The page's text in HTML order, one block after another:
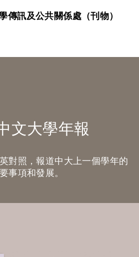
傳訊及公共關係處（刊物）
文大學年報
對照，報道中大上一個學年的
事項和發展。